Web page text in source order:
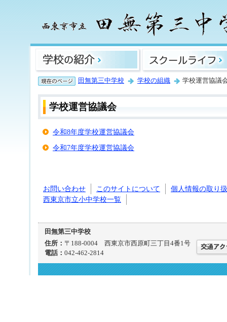
田無第三中学校 学校の組織 学校運営協議
学校運営協議会
令和8年度学校運営協議会
令和7年度学校運営協議会
お問い合わせ このサイトについて
個人情報の取り
西東京市立小中学校一覧
田無第三中学校
住所： 〒188-0004 西東京市西原町三丁目4番1号
電話： 042-462-2814